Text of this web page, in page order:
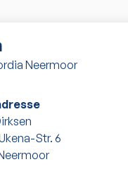
Neermoor
Str. 6